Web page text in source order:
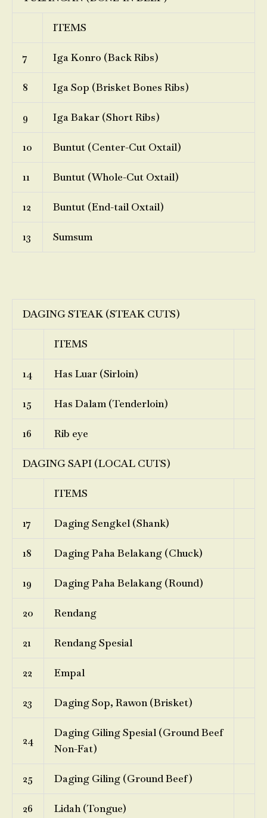
ITEMS
7 Iga Konro (Back Ribs)
8 Iga Sop (Brisket Bones Ribs)
9 Iga Bakar (Short Ribs)
10 Buntut (Center-Cut Oxtail)
11 Buntut (Whole-Cut Oxtail)
12 Buntut (End-tail Oxtail)
13 Sumsum
DAGING STEAK (STEAK CUTS)
ITEMS
14 Has Luar (Sirloin)
15 Has Dalam (Tenderloin)
16 Rib eye
DAGING SAPI (LOCAL CUTS)
ITEMS
17 Daging Sengkel (Shank)
18 Daging Paha Belakang (Chuck)
19 Daging Paha Belakang (Round)
20 Rendang
21 Rendang Spesial
22 Empal
23 Daging Sop, Rawon (Brisket)
24
Daging Giling Spesial (Ground Beef
Non-Fat)
25 Daging Giling (Ground Beef)
26 Lidah (Tongue)